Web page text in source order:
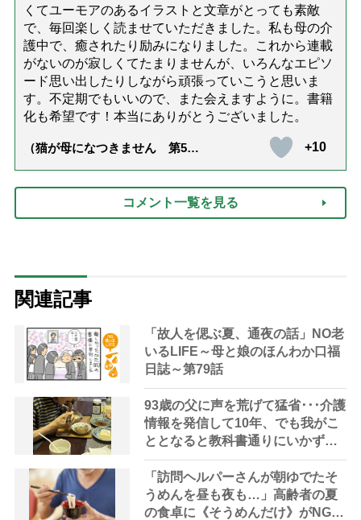
くてユーモアのあるイラストと文章がとっても素敵
で、毎回楽しく読ませていただきました。私も母の介
護中で、癒されたり励みになりました。これから連載
がないのが寂しくてたまりませんが、いろんなエピソ
ード思い出したりしながら頑張っていこうと思いま
す。不定期でもいいので、また会えますように。書籍
化も希望です！本当にありがとうございました。
（猫が母になつきません 第500
+10
コメント一覧を見る
関連記事
「故人を偲ぶ夏、通夜の話」NO老
いるLIFE～母と娘のほんわか口福
日誌～第79話
93歳の父に声を荒げて猛省･･･介護
情報を発信して10年、でも我がこ
ととなると教科書通りにいかずに
ため息「感情と理性の狭間で右往
左往する現実」
「訪問ヘルパーさんが朝ゆでたそ
うめんを昼も夜も…」高齢者の夏
の食卓に《そうめんだけ》がNGな